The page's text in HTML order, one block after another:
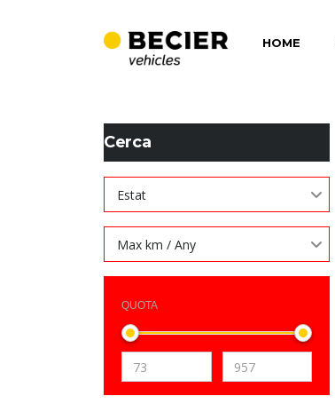
HOME
BECIER MOBILITAT
Cerca
Estat
Max km / Any
QUOTA